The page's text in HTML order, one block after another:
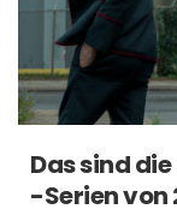
Das sind
-Serien von